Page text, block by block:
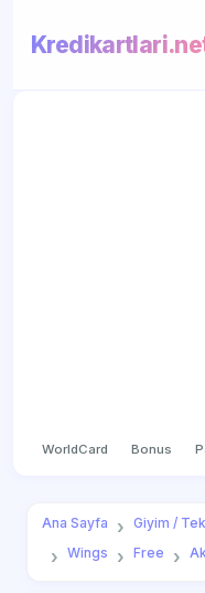
WorldCard Bonus
Ana Sayfa Giyim /
Wings
Free